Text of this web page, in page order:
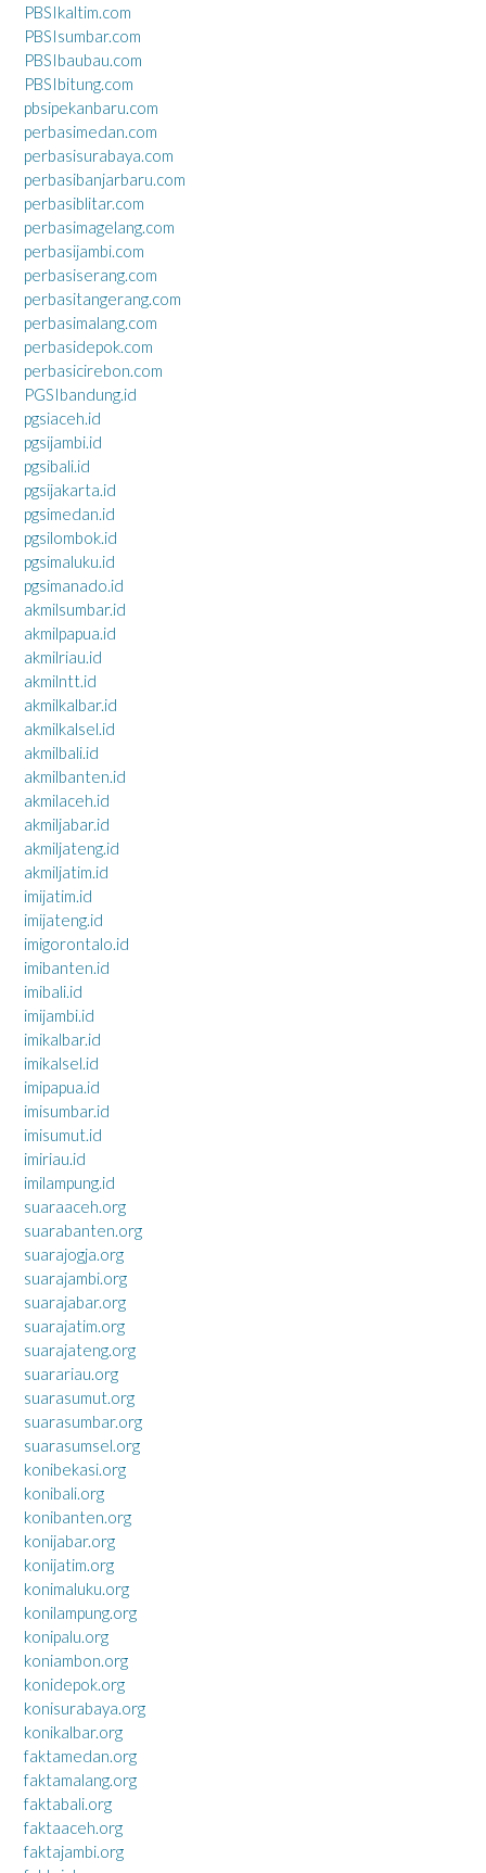
PBSIkaltim.com
PBSIsumbar.com
PBSIbaubau.com
PBSIbitung.com
pbsipekanbaru.com
perbasimedan.com
perbasisurabaya.com
perbasibanjarbaru.com
perbasiblitar.com
perbasimagelang.com
perbasijambi.com
perbasiserang.com
perbasitangerang.com
perbasimalang.com
perbasidepok.com
perbasicirebon.com
PGSIbandung.id
pgsiaceh.id
pgsijambi.id
pgsibali.id
pgsijakarta.id
pgsimedan.id
pgsilombok.id
pgsimaluku.id
pgsimanado.id
akmilsumbar.id
akmilpapua.id
akmilriau.id
akmilntt.id
akmilkalbar.id
akmilkalsel.id
akmilbali.id
akmilbanten.id
akmilaceh.id
akmiljabar.id
akmiljateng.id
akmiljatim.id
imijatim.id
imijateng.id
imigorontalo.id
imibanten.id
imibali.id
imijambi.id
imikalbar.id
imikalsel.id
imipapua.id
imisumbar.id
imisumut.id
imiriau.id
imilampung.id
suaraaceh.org
suarabanten.org
suarajogja.org
suarajambi.org
suarajabar.org
suarajatim.org
suarajateng.org
suarariau.org
suarasumut.org
suarasumbar.org
suarasumsel.org
konibekasi.org
konibali.org
konibanten.org
konijabar.org
konijatim.org
konimaluku.org
konilampung.org
konipalu.org
koniambon.org
konidepok.org
konisurabaya.org
konikalbar.org
faktamedan.org
faktamalang.org
faktabali.org
faktaaceh.org
faktajambi.org